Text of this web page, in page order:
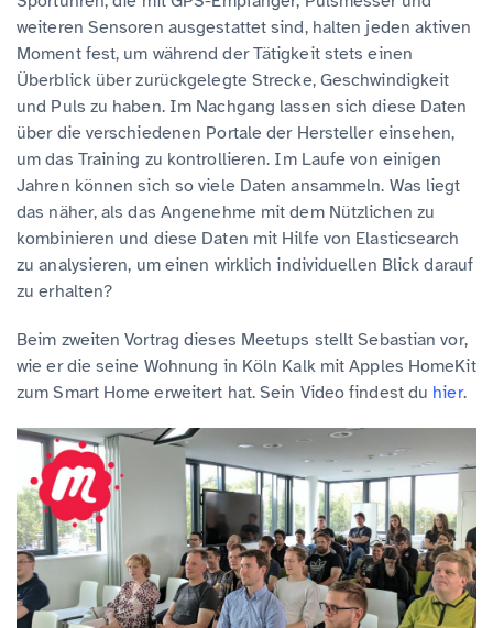
weiteren Sensoren ausgestattet sind, halten jeden aktiven
Moment fest, um während der Tätigkeit stets einen
Überblick über zurückgelegte Strecke, Geschwindigkeit
und Puls zu haben. Im Nachgang lassen sich diese Daten
über die verschiedenen Portale der Hersteller einsehen,
um das Training zu kontrollieren. Im Laufe von einigen
Jahren können sich so viele Daten ansammeln. Was liegt
das näher, als das Angenehme mit dem Nützlichen zu
kombinieren und diese Daten mit Hilfe von Elasticsearch
zu analysieren, um einen wirklich individuellen Blick darauf
zu erhalten?
Beim zweiten Vortrag dieses Meetups stellt Sebastian vor,
wie er die seine Wohnung in Köln Kalk mit Apples HomeKit
zum Smart Home erweitert hat. Sein Video findest du hier.